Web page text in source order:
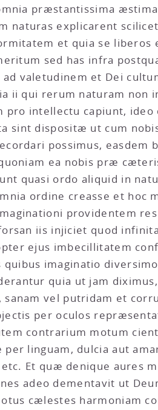
præstantissima
naturas explicarent
et quia se
sed has infra
valetudinem et Dei
ii qui rerum naturam non
intellectu capiunt,
sint dispositæ ut cum
possimus, easdem
ea nobis præ
quasi ordo aliquid in
ordine creasse et hoc
providentem res
iis injiciet quod
ejus imbecillitatem
imaginatio
quia ut jam
vel putridam et
per oculos
contrarium motum
linguam, dulcia aut
Et quæ denique aures
adeo dementavit ut
cælestes harmoniam